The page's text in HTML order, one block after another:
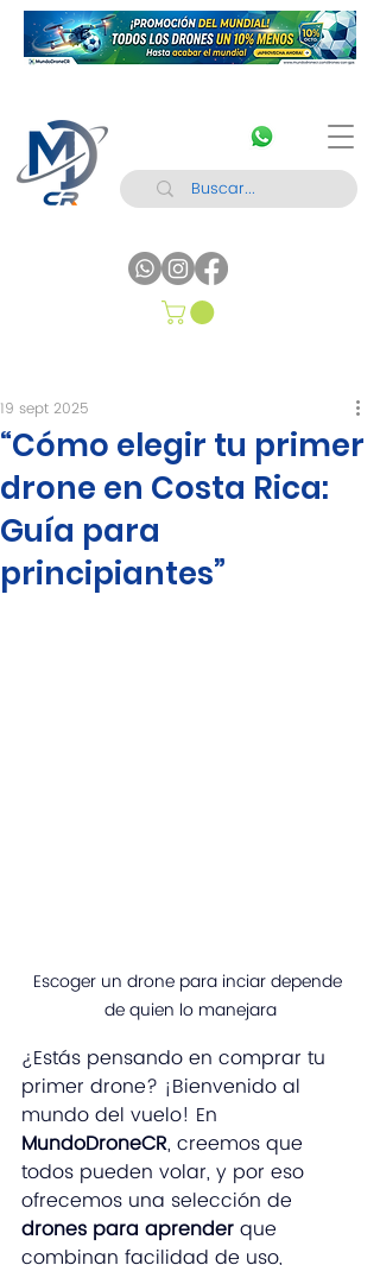
“Cómo elegir tu primer
drone en Costa Rica:
Guía para
principiantes”
19 sept 2025
Escoger un drone para inciar depende
de quien lo manejara
¿Estás pensando en comprar tu
primer drone? ¡Bienvenido al
mundo del vuelo! En
MundoDroneCR, creemos que
todos pueden volar, y por eso
ofrecemos una selección de
drones para aprender que
combinan facilidad de uso,